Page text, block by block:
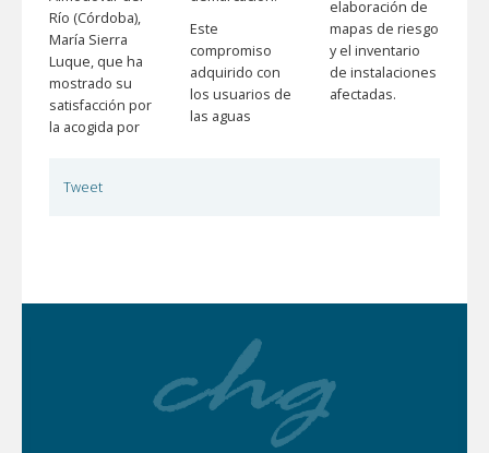
Río (Córdoba),
María Sierra
Luque, que ha
mostrado su
satisfacción por
la acogida por
Este
compromiso
adquirido con
los usuarios de
las aguas
elaboración de
mapas de riesgo
y el inventario
de instalaciones
afectadas.
Tweet